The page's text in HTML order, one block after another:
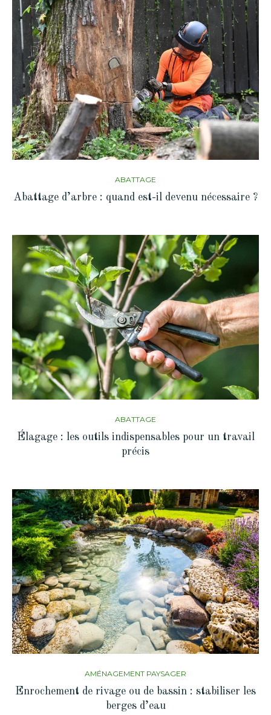
ABATTAGE
Abattage d’arbre : quand est-il devenu nécessaire ?
ABATTAGE
Élagage : les outils indispensables pour un travail
précis
AMÉNAGEMENT PAYSAGER
Enrochement de rivage ou de bassin : stabiliser les
berges d’eau